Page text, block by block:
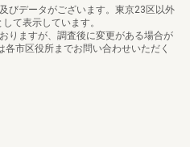
びデータがございます。東京23区以外
て表示しています。
りますが、調査後に変更がある場合が
市区役所までお問い合わせいただく